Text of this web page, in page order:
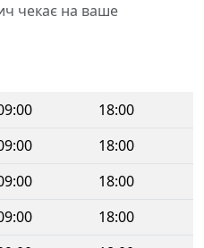
чекає на ваше
18:00
18:00
18:00
18:00